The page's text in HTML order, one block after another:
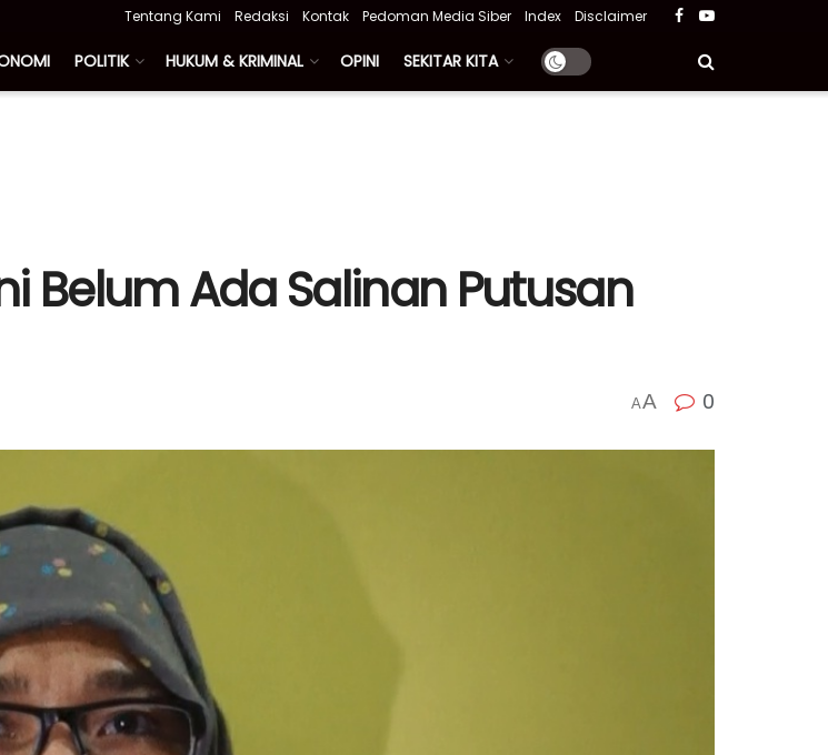
Tentang Kami Redaksi Kontak Pedoman Media Siber Index Disclaimer
POLITIK HUKUM & KRIMINAL OPINI SEKITAR KITA
Belum Ada Salinan Putusan
AA 0